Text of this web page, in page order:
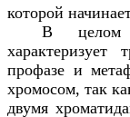
которой
В целом
профазе и
хромосом, так
двумя